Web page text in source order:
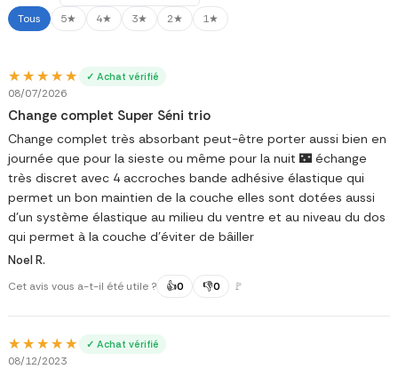
Tous 5★ 4★ 3★ 2★ 1★
★★★★★
★★★★★ ✓ Achat vérifié
08/07/2026
Change complet Super Séni trio
Change complet très absorbant peut-être porter aussi bien en
journée que pour la sieste ou même pour la nuit 🌃 échange
très discret avec 4 accroches bande adhésive élastique qui
permet un bon maintien de la couche elles sont dotées aussi
d'un système élastique au milieu du ventre et au niveau du dos
qui permet à la couche d'éviter de bâiller
Noel R.
Cet avis vous a-t-il été utile ? 👍0 👎0 🚩
★★★★★
★★★★★ ✓ Achat vérifié
08/12/2023